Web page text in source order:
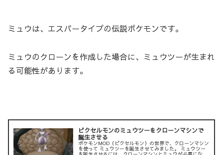
ミュウは、エスパータイプの伝説ポケモンです。
ミュウのクローンを作成した場合に、ミュウツーが生まれ
る可能性があります。
ピクセルモンのミュウツーをクローンマシンで
誕生させる
ポケモンMOD（ピクセルモン）の世界で、クローンマシン
を使って ミュウツーを誕生させてみました。 ミュウツー